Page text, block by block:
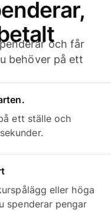
och får
behöver på ett
ett ställe och
eller höga
spenderar pengar